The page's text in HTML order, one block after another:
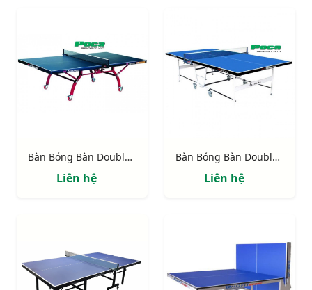
Bàn Bóng Bàn Double Fish 323
Liên hệ
Bàn Bóng Bàn Double Fish 339
Liên hệ